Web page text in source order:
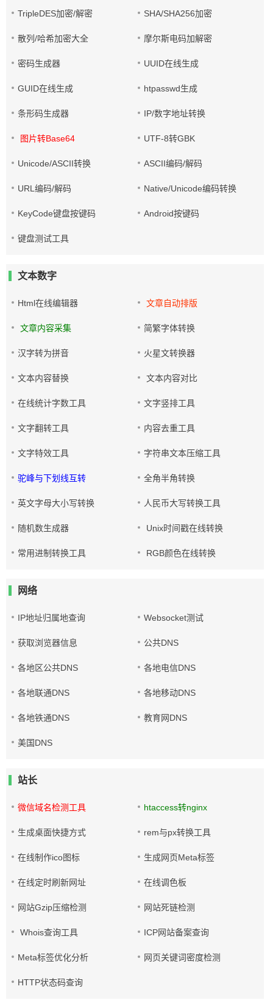
TripleDES加密/解密 SHA/SHA256加密
散列/哈希加密大全 摩尔斯电码加解密
密码生成器 UUID在线生成
GUID在线生成 htpasswd生成
条形码生成器 IP/数字地址转换
图片转Base64 UTF-8转GBK
Unicode/ASCII转换 ASCII编码/解码
URL编码/解码 Native/Unicode编码转换
KeyCode键盘按键码 Android按键码
键盘测试工具
文本数字
Html在线编辑器 文章自动排版
文章内容采集 简繁字体转换
汉字转为拼音 火星文转换器
文本内容替换 文本内容对比
在线统计字数工具 文字竖排工具
文字翻转工具 内容去重工具
文字特效工具 字符串文本压缩工具
驼峰与下划线互转 全角半角转换
英文字母大小写转换 人民币大写转换工具
随机数生成器 Unix时间戳在线转换
常用进制转换工具 RGB颜色在线转换
网络
IP地址归属地查询 Websocket测试
获取浏览器信息 公共DNS
各地区公共DNS 各地电信DNS
各地联通DNS 各地移动DNS
各地铁通DNS 教育网DNS
美国DNS
站长
微信域名检测工具 htaccess转nginx
生成桌面快捷方式 rem与px转换工具
在线制作ico图标 生成网页Meta标签
在线定时刷新网址 在线调色板
网站Gzip压缩检测 网站死链检测
Whois查询工具 ICP网站备案查询
Meta标签优化分析 网页关键词密度检测
HTTP状态码查询